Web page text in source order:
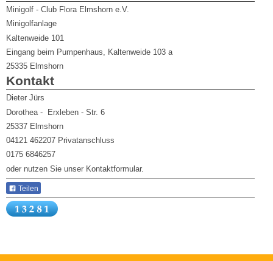
Minigolf - Club Flora Elmshorn e.V.
Minigolfanlage
Kaltenweide 101
Eingang beim Pumpenhaus, Kaltenweide 103 a
25335 Elmshorn
Kontakt
Dieter Jürs
Dorothea - Erxleben - Str. 6
25337 Elmshorn
04121 462207 Privatanschluss
0175 6846257
oder nutzen Sie unser Kontaktformular.
Teilen